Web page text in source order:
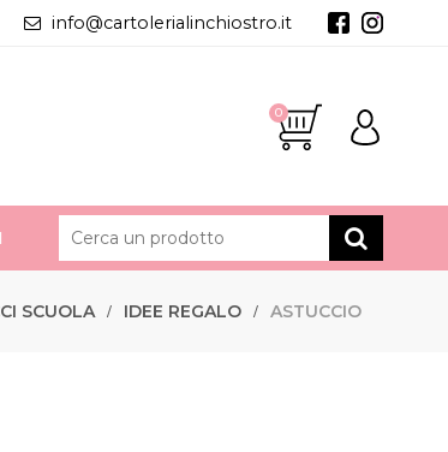
info@cartolerialinchiostro.it
0
SCUOLA IDEE REGALO ASTUCCIO